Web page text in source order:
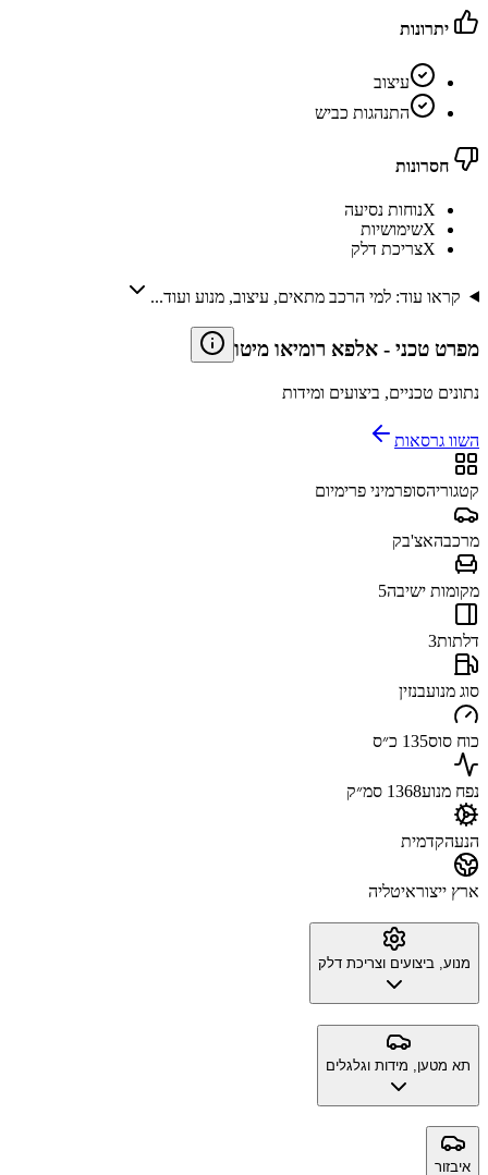
יתרונות
עיצוב
התנהגות כביש
חסרונות
Xנוחות נסיעה
Xשימושיות
Xצריכת דלק
קראו עוד: למי הרכב מתאים, עיצוב, מנוע ועוד...
מפרט טכני - אלפא רומיאו מיטו
נתונים טכניים, ביצועים ומידות
השוו גרסאות
קטגוריהסופרמיני פרימיום
מרכבהאצ'בק
מקומות ישיבה5
דלתות3
סוג מנועבנזין
כוח סוס135 כ״ס
נפח מנוע1368 סמ״ק
הנעהקדמית
ארץ ייצוראיטליה
מנוע, ביצועים וצריכת דלק
תא מטען, מידות וגלגלים
איבזור